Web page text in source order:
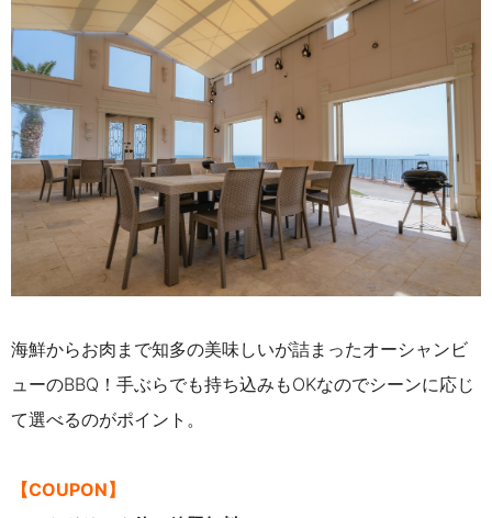
海鮮からお肉まで知多の美味しいが詰まったオーシャンビ
ューのBBQ！手ぶらでも持ち込みもOKなのでシーンに応じ
て選べるのがポイント。
【COUPON】